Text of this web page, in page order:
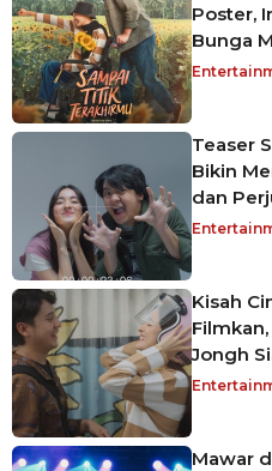
Poster,
Bunga
Teaser
Bikin
dan
Kisah
Jongh
Mawar